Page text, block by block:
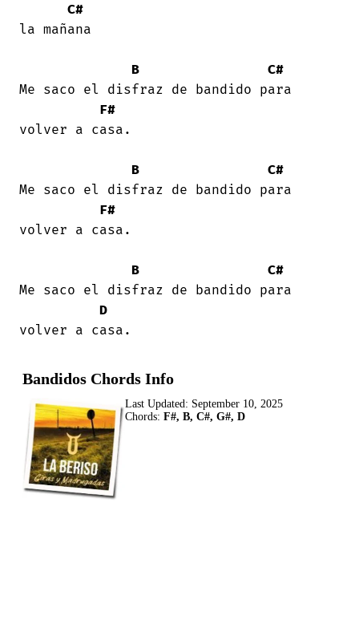
C#
la mañana
B
C#
Me saco el disfraz de bandido para
F#
volver a casa.
B
C#
Me saco el disfraz de bandido para
F#
volver a casa.
B
C#
Me saco el disfraz de bandido para
D
volver a casa.
Bandidos Chords Info
Last Updated: September 10, 2025
Chords: F#, B, C#, G#, D